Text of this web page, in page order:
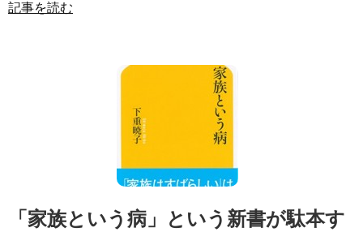
記事を読む
「家族という病」という新書が駄本す